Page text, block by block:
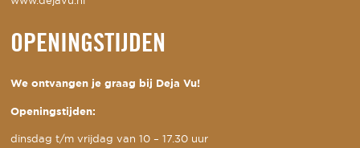
OPENINGSTIJDEN
We ontvangen je graag bij Deja Vu!
Openingstijden:
dinsdag t/m vrijdag van 10 – 17.30 uur